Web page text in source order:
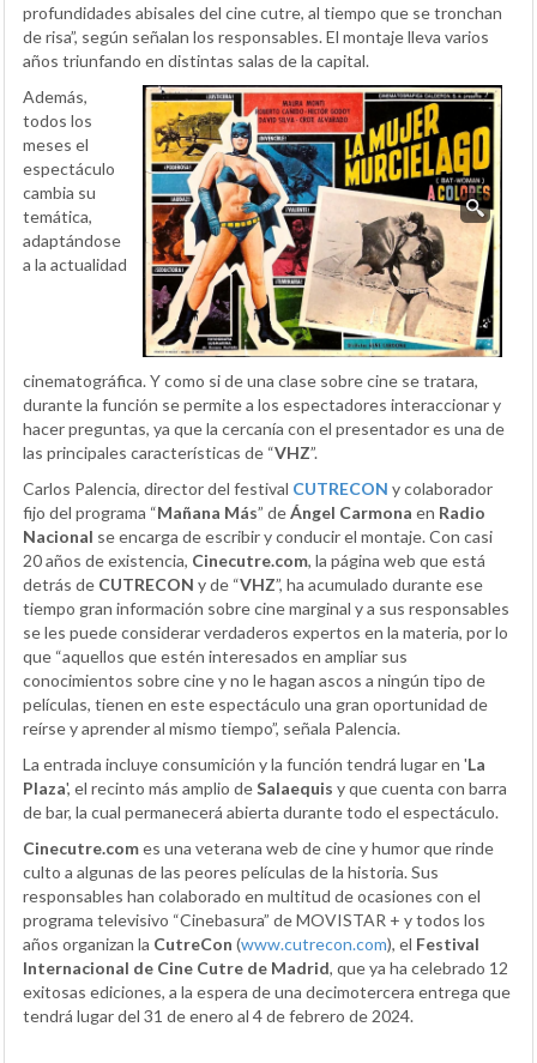
profundidades abisales del cine cutre, al tiempo que se tronchan
de risa”, según señalan los responsables. El montaje lleva varios
años triunfando en distintas salas de la capital.
Además,
todos los
meses el
espectáculo
cambia su
temática,
adaptándose
a la actualidad
cinematográfica. Y como si de una clase sobre cine se tratara,
durante la función se permite a los espectadores interaccionar y
hacer preguntas, ya que la cercanía con el presentador es una de
las principales características de “VHZ”.
Carlos Palencia, director del festival CUTRECON y colaborador
fijo del programa “Mañana Más” deÁngel Carmona en Radio
Nacional se encarga de escribir y conducir el montaje. Con casi
20 años de existencia, Cinecutre.com, la página web que está
detrás de CUTRECON y de “VHZ”, ha acumulado durante ese
tiempo gran información sobre cine marginal y a sus responsables
se les puede considerar verdaderos expertos en la materia, por lo
que “aquellos que estén interesados en ampliar sus
conocimientos sobre cine y no le hagan ascos a ningún tipo de
películas, tienen en este espectáculo una gran oportunidad de
reírse y aprender al mismo tiempo”, señala Palencia.
La entrada incluye consumición y la función tendrá lugar en 'La
Plaza', el recinto más amplio deSalaequis y que cuenta con barra
de bar, la cual permanecerá abierta durante todo el espectáculo.
Cinecutre.comes una veterana web de cine y humor que rinde
culto a algunas de las peores películas de la historia. Sus
responsables han colaborado en multitud de ocasiones con el
programa televisivo “Cinebasura” de MOVISTAR + y todos los
años organizan la CutreCon (www.cutrecon.com), el Festival
Internacional de Cine Cutre de Madrid, que ya ha celebrado 12
exitosas ediciones, a la espera de una decimotercera entrega que
tendrá lugar del 31 de enero al 4 de febrero de 2024.